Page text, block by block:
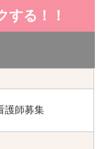
する！！
護師募集